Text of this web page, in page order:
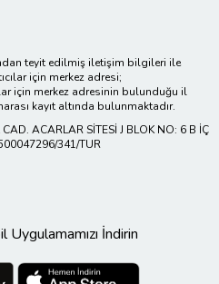
teyit edilmiş iletişim bilgileri ile
için merkez adresi;
için merkez adresinin bulunduğu il
kayıt altında bulunmaktadır.
ACARLAR SİTESİ J BLOK NO: 6 B İÇ
341/TUR
İndirin